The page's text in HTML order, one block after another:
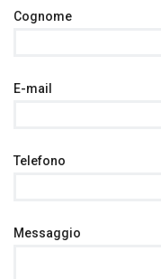
Cognome
E-mail
Telefono
Messaggio